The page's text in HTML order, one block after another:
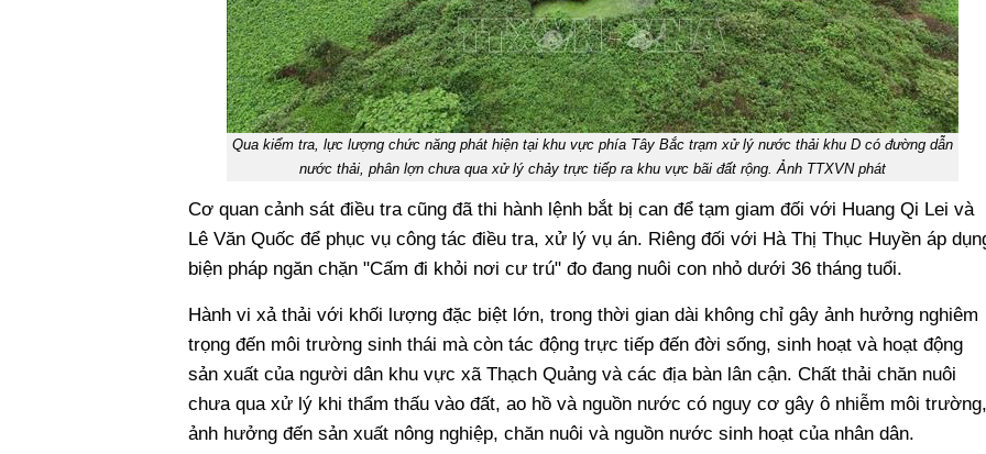
Qua kiểm tra, lực lượng chức năng phát hiện tại khu vực phía Tây Bắc trạm xử lý nước thải khu D có đường dẫn
nước thải, phân lợn chưa qua xử lý chảy trực tiếp ra khu vực bãi đất rộng. Ảnh TTXVN phát
Cơ quan cảnh sát điều tra cũng đã thi hành lệnh bắt bị can để tạm giam đối với Huang Qi Lei và
Lê Văn Quốc để phục vụ công tác điều tra, xử lý vụ án. Riêng đối với Hà Thị Thục Huyền áp
biện pháp ngăn chặn "Cấm đi khỏi nơi cư trú" đo đang nuôi con nhỏ dưới 36 tháng tuổi.
Hành vi xả thải với khối lượng đặc biệt lớn, trong thời gian dài không chỉ gây ảnh hưởng nghiêm
trọng đến môi trường sinh thái mà còn tác động trực tiếp đến đời sống, sinh hoạt và hoạt động
sản xuất của người dân khu vực xã Thạch Quảng và các địa bàn lân cận. Chất thải chăn nuôi
chưa qua xử lý khi thẩm thấu vào đất, ao hồ và nguồn nước có nguy cơ gây ô nhiễm môi trường,
ảnh hưởng đến sản xuất nông nghiệp, chăn nuôi và nguồn nước sinh hoạt của nhân dân.